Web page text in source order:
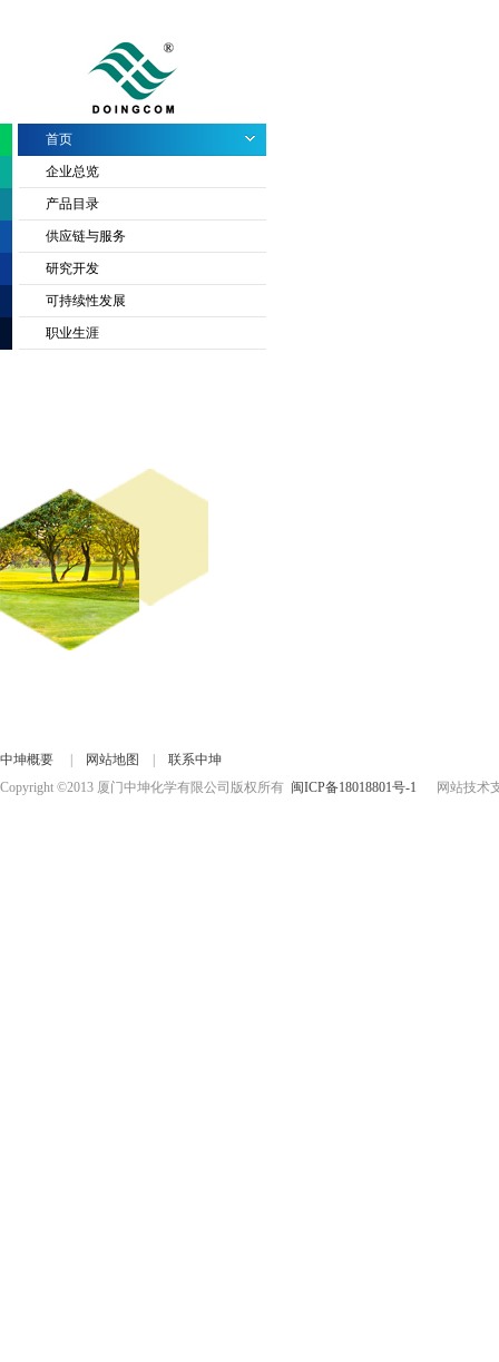
首页
企业总览
产品目录
供应链与服务
研究开发
可持续性发展
职业生涯
中坤概要 网站地图
联系中坤
Copyright ©2013 厦门中坤化学有限公司版权所有 闽ICP备18018801号-1 网站技术